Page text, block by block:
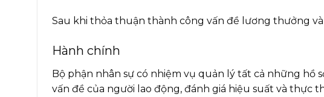
Sau khi thỏa thuận thành công vấn đề lương thưởng
Hành chính
Bộ phận nhân sự có nhiệm vụ quản lý tất cả những hồ
vấn đề của người lao động, đánh giá hiệu suất và thực